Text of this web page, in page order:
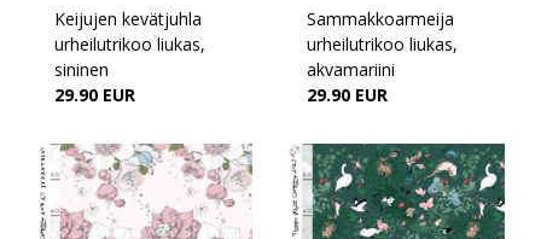
Keijujen kevätjuhla
urheilutrikoo liukas,
sininen
29.90 EUR
Sammakkoarmeija
urheilutrikoo liukas,
akvamariini
29.90 EUR